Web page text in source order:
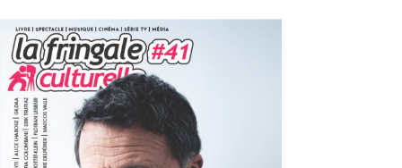
COMMENCEMENT